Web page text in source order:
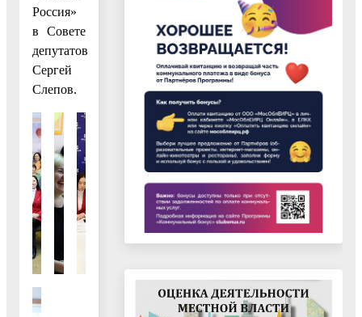
Россия»
в Совете
депутатов
Сергей
Слепов.